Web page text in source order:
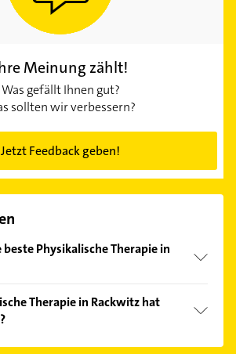
Meinung zählt!
Was gefällt Ihnen gut?
sollten wir verbessern?
Jetzt Feedback geben!
Physikalische Therapie in
und profitieren Sie von den
Suchergebnisse können Sie sich
sortiert anzeigen lassen.
Therapie in Rackwitz hat
finden Sie alleÖffnungszeiten.